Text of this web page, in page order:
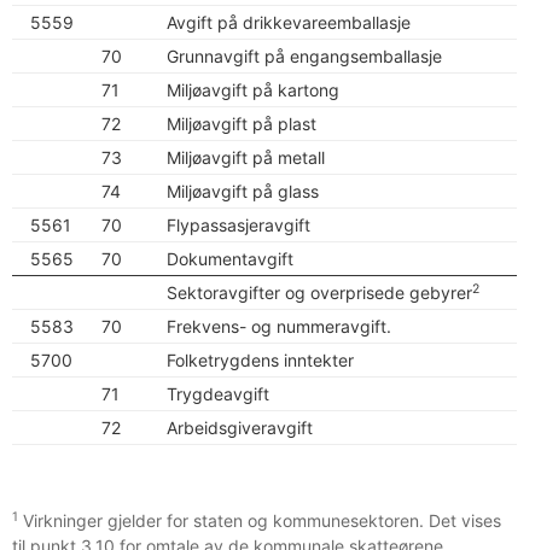
5559
Avgift på drikkevareemballasje
70
Grunnavgift på engangsemballasje
71
Miljøavgift på kartong
72
Miljøavgift på plast
73
Miljøavgift på metall
74
Miljøavgift på glass
5561
70
Flypassasjeravgift
5565
70
Dokumentavgift
Sektoravgifter og overprisede gebyrer2
5583 70
Frekvens- og nummeravgift.
5700
Folketrygdens inntekter
71
Trygdeavgift
72
Arbeidsgiveravgift
1 Virkninger gjelder for staten og kommunesektoren. Det vises
til punkt 3.10 for omtale av de kommunale skatteørene.